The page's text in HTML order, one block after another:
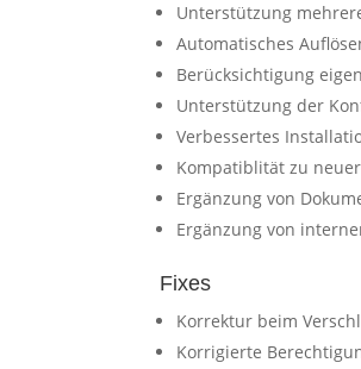
Unterstützung
Automatisches
Berücksichtigung
Unterstützung der
Verbessertes
Kompatiblität zu
Ergänzung von
Ergänzung von
Fixes
Korrektur beim
Korrigierte